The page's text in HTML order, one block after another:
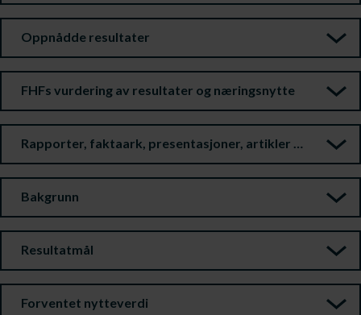
Oppnådde resultater
FHFs vurdering av resultater og næringsnytte
Rapporter, faktaark, presentasjoner, artikler m.m.
Bakgrunn
Resultatmål
Forventet nytteverdi